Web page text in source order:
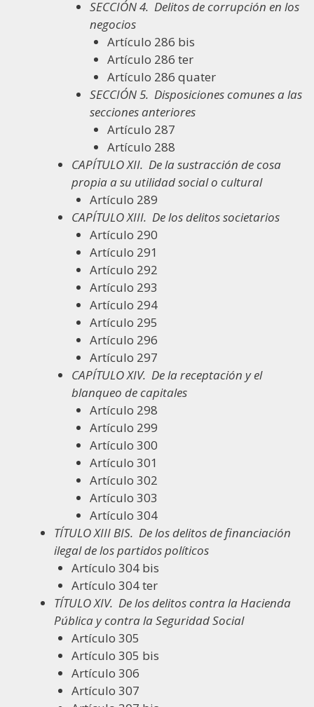
SECCIÓN 4. Delitos de corrupción en los
negocios
Artículo 286 bis
Artículo 286 ter
Artículo 286 quater
SECCIÓN 5. Disposiciones comunes a las
secciones anteriores
Artículo 287
Artículo 288
CAPÍTULO XII. De la sustracción de cosa
propia a su utilidad social o cultural
Artículo 289
CAPÍTULO XIII. De los delitos societarios
Artículo 290
Artículo 291
Artículo 292
Artículo 293
Artículo 294
Artículo 295
Artículo 296
Artículo 297
CAPÍTULO XIV. De la receptación y el
blanqueo de capitales
Artículo 298
Artículo 299
Artículo 300
Artículo 301
Artículo 302
Artículo 303
Artículo 304
TÍTULO XIII BIS. De los delitos de financiación
ilegal de los partidos políticos
Artículo 304 bis
Artículo 304 ter
TÍTULO XIV. De los delitos contra la Hacienda
Pública y contra la Seguridad Social
Artículo 305
Artículo 305 bis
Artículo 306
Artículo 307